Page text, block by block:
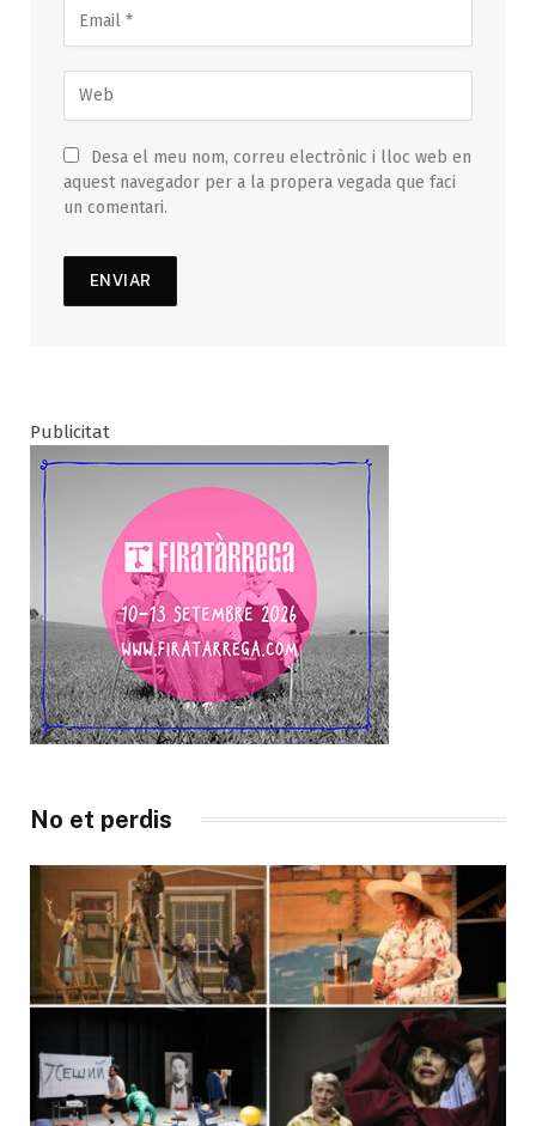
Desa el meu nom, correu electrònic i lloc web en
aquest navegador per a la propera vegada que faci
un comentari.
Publicitat
No et perdis